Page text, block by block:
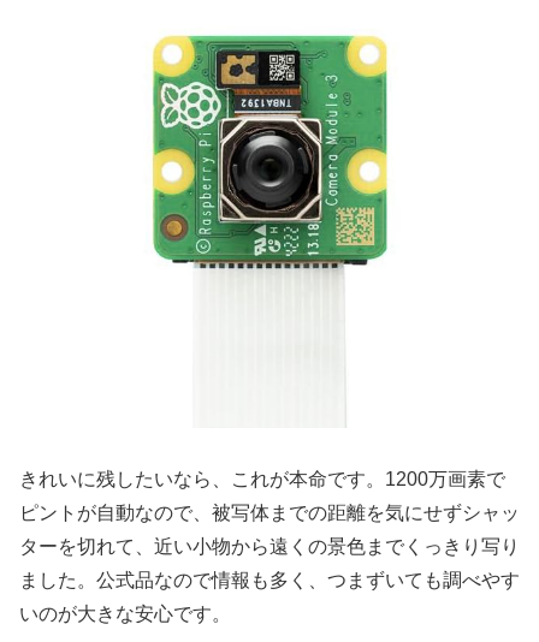
きれいに残したいなら、これが本命です。1200万画素で
ピントが自動なので、被写体までの距離を気にせずシャッ
ターを切れて、近い小物から遠くの景色までくっきり写り
ました。公式品なので情報も多く、つまずいても調べやす
いのが大きな安心です。